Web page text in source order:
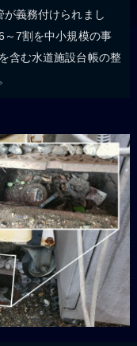
義務付けられまし
～7割を中小規模の事
含む水道施設台帳の整